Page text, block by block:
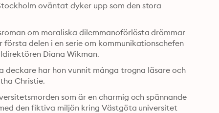
oväntat dyker upp som den stora
om moraliska dilemmanoförlösta drömmar
delen i en serie om kommunikationschefen
har hon vunnit många trogna läsare och
Christie.
som är en charmig och spännande
den fiktiva miljön kring Västgöta universitet